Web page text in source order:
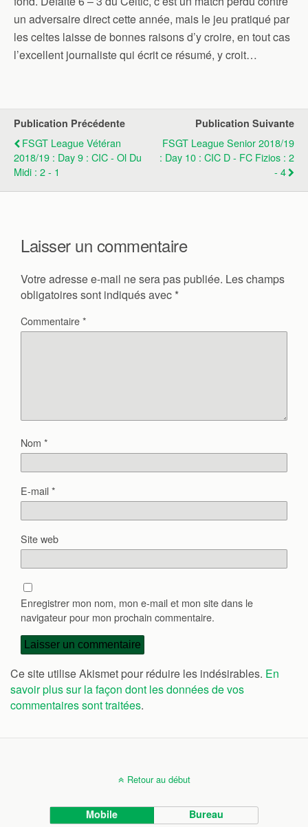
un adversaire direct cette année, mais le jeu pratiqué par
les celtes laisse de bonnes raisons d’y croire, en tout cas
l’excellent journaliste qui écrit ce résumé, y croit…
Publication Précédente
FSGT League Vétéran
2018/19 : Day 9 : CIC - Ol Du
Midi : 2 - 1
Publication Suivante
FSGT League Senior 2018/19
: Day 10 : CIC D - FC Fizios : 2
- 4
Laisser un commentaire
Votre adresse e-mail ne sera pas publiée. Les champs
obligatoires sont indiqués avec *
Commentaire*
Nom *
E-mail*
Site web
Enregistrer mon nom, mon e-mail et mon site dans le
navigateur pour mon prochain commentaire.
Ce site utilise Akismet pour réduire les indésirables. En
savoir plus sur la façon dont les données de vos
commentaires sont traitées.
Retour au début
Mobile Bureau